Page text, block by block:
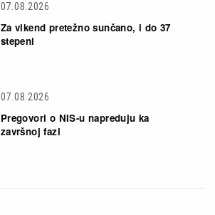
07.08.2026
Za vikend pretežno sunčano, i do 37
stepeni
07.08.2026
Pregovori o NIS-u napreduju ka
završnoj fazi